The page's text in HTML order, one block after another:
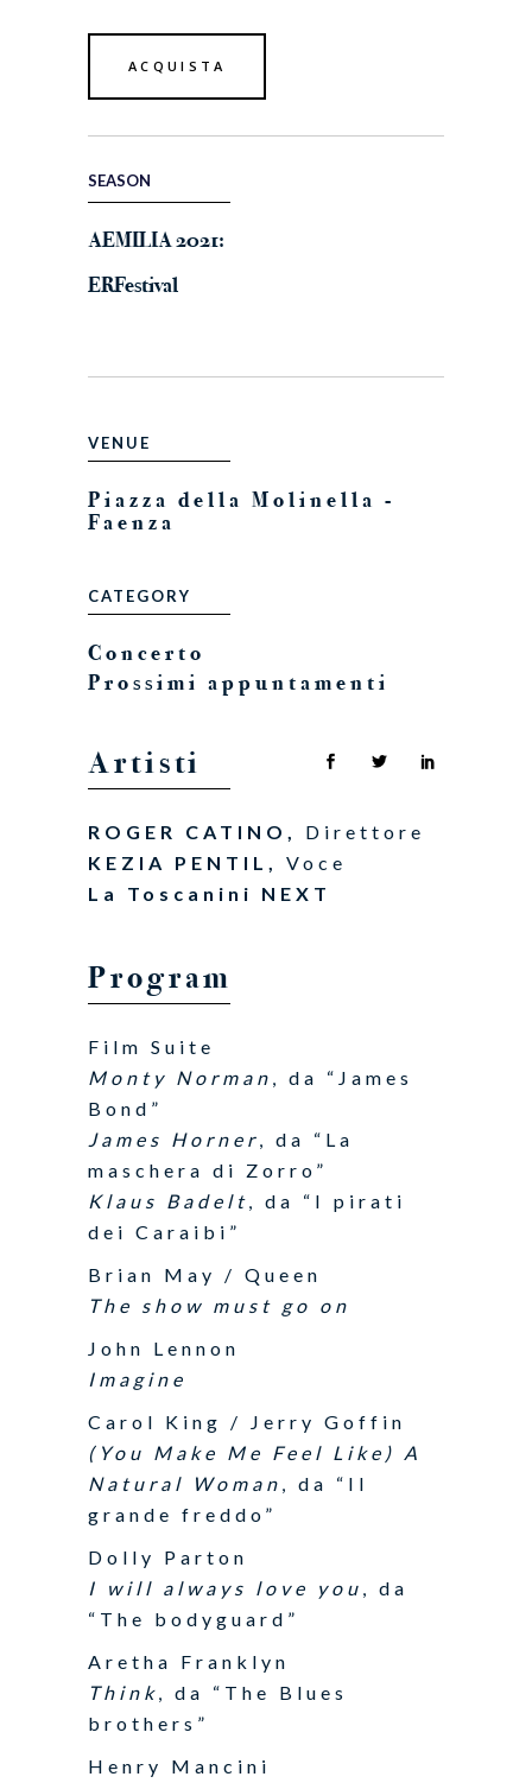
ACQUISTA
SEASON
AEMILIA 2021:
ERFestival
VENUE
Piazza della Molinella -
Faenza
CATEGORY
Concerto
Prossimi appuntamenti
Artisti
ROGER CATINO,
Direttore
KEZIA PENTIL,
Voce
La Toscanini NEXT
Program
Film Suite
Monty Norman
, da “James
Bond”
James Horner
, da “La
maschera di Zorro”
Klaus Badelt
, da “I pirati
dei Caraibi”
Brian May / Queen
The show must go on
John Lennon
Imagine
Carol King / Jerry Goffin
(You Make Me Feel Like) A
Natural Woman
, da “Il
grande freddo”
Dolly Parton
I will always love you
, da
“The bodyguard”
Aretha Franklyn
Think
, da “The Blues
brothers”
Henry Mancini